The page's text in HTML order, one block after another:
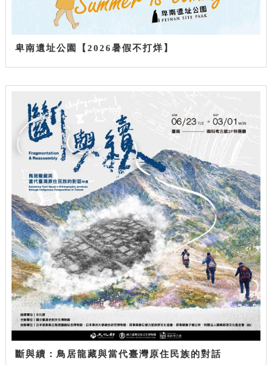
卑南遺址公園【2026暑假不打烊】
斷與續：鳥居龍藏與當代臺灣原住民族的對話